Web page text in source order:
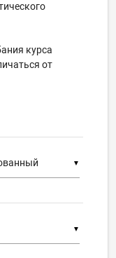
курса
от
▼
▼